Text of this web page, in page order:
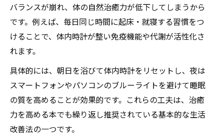
バランスが崩れ、体の自然治癒力が低下してしまうから
です。例えば、毎日同じ時間に起床・就寝する習慣をつ
けることで、体内時計が整い免疫機能や代謝が活性化さ
れます。
具体的には、朝日を浴びて体内時計をリセットし、夜は
スマートフォンやパソコンのブルーライトを避けて睡眠
の質を高めることが効果的です。これらの工夫は、治癒
力を高める本でも繰り返し推奨されている基本的な生活
改善法の一つです。